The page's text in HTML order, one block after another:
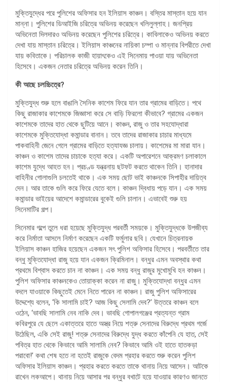
মুক্তিযুদ্ধের পরে পুলিশের অফিসার হন ইলিয়াস কাঞ্চন। বস্তির মাস্তান হয়ে যান
মান্না। পুলিশের ডিআইজি চরিত্রে অভিনয় করেছেন খলিলুল্লাহ। জনপ্রিয়
অভিনেতা দিলদারও অভিনয় করেছেন পুলিশের চরিত্রে। কাবিলাকেও অভিনয় করতে
দেখা যায় মাস্তান চরিত্রে। ইলিয়াস কাঞ্চনের নায়িকা চম্পা ও মান্নার বিপরীতে দেখা
যায় কবিতাকে। পরিচালক কাজী হায়াৎকেও এই সিনেমায় পাওয়া যায় অভিনেতা
হিসেবে। একজন নেতার চরিত্রে অভিনয় করেন তিনি।
কী আছে চলচ্চিত্রে?
মুক্তিযুদ্ধ শুরু হলে বাঙালি সৈনিক কাশেম ফিরে যান তার গ্রামের বাড়িতে। পথে
কিছু রাজাকার কাশেমকে জিজ্ঞাসা করে সে বাড়ি ফিরলো কীভাবে? গ্রামের একজন
কাশেমকে তাদের হাত থেকে ছুটিয়ে আনে। কাঞ্চন, রাজু ও তার সহযোদ্ধারা
কাশেমকে মুক্তিযোদ্ধা কমান্ডার বানান। তবে তাদের রাজাকার চাচার মাধ্যমে
পাকবাহিনী জেনে গেলে গ্রামের বাড়িতে হত্যাযজ্ঞ চালায়। কাশেমের মা মারা যান।
কাঞ্চন ও কাশেম তাদের চাচাকে হত্যা করে। একটি অপারেশনে আক্রমণ চলাকালে
কাশেম যুদ্ধে আহত হন। প্রচণ্ড যন্ত্রনায় ছটফট করতে থাকেন তিনি। হানাদার
বাহিনীর গোলাগুলি চলতেই থাকে। এক সময় ছোট ভাই কাঞ্চনকে সিপাহীর দায়িত্ব
দেন। আর তাকে গুলি করে ফিরে যেতে বলে। কাঞ্চন দ্বিধায় পড়ে যান। এক সময়
কমান্ডার ভাইয়ের আদেশে কমান্ডারের বুকেই গুলি চালান। এভাবেই শুরু হয়
সিনেমাটির গল্প।
সিনেমার গল্পে তুলে ধরা হয়েছে মুক্তিযুদ্ধ পরবর্তী সময়কে। মুক্তিযুদ্ধকে উপজীব্য
করে নির্মাতা আসলে নির্মাণ করেছেন একটি ফর্মুলার ছবি। যেখানে চিত্রনায়ক
ইলিয়াস কাঞ্চন হাজির হয়েছেন একজন সৎ পুলিশ অফিসার হিসেবে। পরবর্তীতে তার
বন্ধু মুক্তিযোদ্ধা রাজু হয়ে যান একজন ক্রিমিনাল। বন্ধুর এমন অবস্থার কথা
প্রথমে বিশ্বাস করতে চান না কাঞ্চন। এক সময় বন্ধু রাজুর মুখোমুখি হন কাঞ্চন।
পুলিশ অফিসার কাঞ্চনকেও তোয়াক্কা করেন না রাজু। মুক্তিযোদ্ধা বন্ধুর এমন
বদলে যাওয়াকে কিছুতেই মেনে নিতে পারেন না কাঞ্চন। রাজু পুলিশ অফিসারের
উদ্দেশ্যে বলেন, ‘কি সালামি চাই? আজ কিছু সেলামি দেব?’ উত্তরে কাঞ্চন বলে
ওঠেন, ‘ভাবছি সালামি নেব নাকি দেব। ভাবছি গোপালগঞ্জের প্রত্যন্ত গ্রাম
কবিরপুরে যে ছেলে একাত্তরে হাতে অস্ত্র নিয়ে শত্রু সেনাদের বিরুদ্ধে প্রথম গর্জে
উঠেছিল, একি সেই রাজু! শত্রু সেনাদের বিরুদ্ধে যুদ্ধ করতে কাঁপেনি যে হাত, সেই
পবিত্র হাত থেকে কিভাবে আমি সালামি নেব? কিভাবে আমি ওই হাতে হাতকড়া
পরাবো!’ কথা শেষ হতে না হতেই রাজুকে বেদম প্রহার করতে শুরু করেন পুলিশ
অফিসার ইলিয়াস কাঞ্চন। প্রহার করতে করতে তাকে থানায় নিয়ে আসেন। আটকে
রাখেন লকআপে। থানায় নিয়ে আসার পর বন্ধুর বখাটে হয়ে যাওয়ার কারণও জানতে